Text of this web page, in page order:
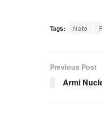
Tags: Nato
Previous Post
Armi